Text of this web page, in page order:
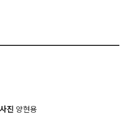
진 양현용